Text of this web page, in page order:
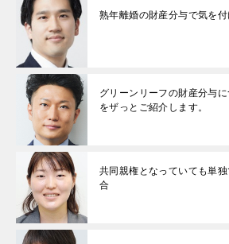
熟年離婚の財産分与で気を
グリーンリーフの財産分与に
をザっとご紹介します。
共同親権となっていても単
合